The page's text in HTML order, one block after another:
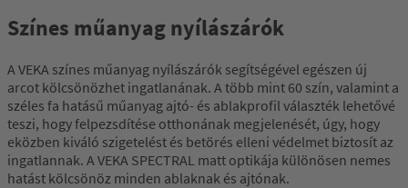
Színes műanyag nyílászárók
A VEKA színes műanyag nyílászárók segítségével egészen új
arcot kölcsönözhet ingatlanának. A több mint 60 szín, valamint a
széles fa hatásű műanyag ajtó- és ablakprofil választék lehetővé
teszi, hogy felpezsdítése otthonának megjelenését, úgy, hogy
eközben kiváló szigetelést és betörés elleni védelmet biztosít az
ingatlannak. A VEKA SPECTRAL matt optikája különösen nemes
hatást kölcsönöz minden ablaknak és ajtónak.